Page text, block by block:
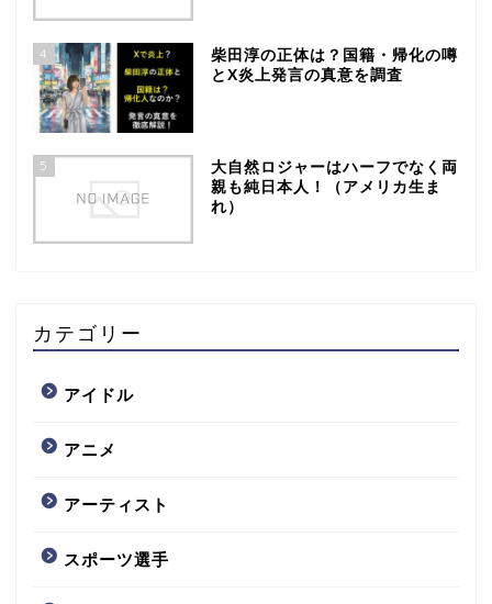
4
柴田淳の正体は？国籍・帰化の噂
とX炎上発言の真意を調査
5
大自然ロジャーはハーフでなく両
親も純日本人！（アメリカ生ま
れ）
カテゴリー
アイドル
アニメ
アーティスト
スポーツ選手